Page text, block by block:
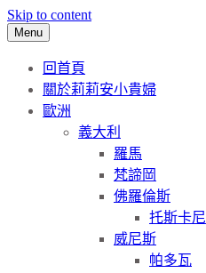
Skip to content
Menu
回首頁
關於莉莉安小貴婦
歐洲
義大利
羅馬
梵諦岡
佛羅倫斯
托斯卡尼
威尼斯
帕多瓦